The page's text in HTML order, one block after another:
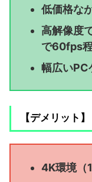
低価格な
高解像度
で60fps程
幅広いPC
【デメリット】
4K環境（